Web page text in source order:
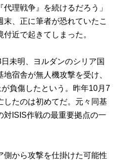
理戦争』を続けるだろう」
、正に筆者が恐れていたこ
近で起きてしまった。
未明、ヨルダンのシリア国
宿舎が無人機攻撃を受け、
負傷したという。昨年10月7
したのは初めてだ。元々同基
対ISIS作戦の最重要拠点の一
側から攻撃を仕掛けた可能性